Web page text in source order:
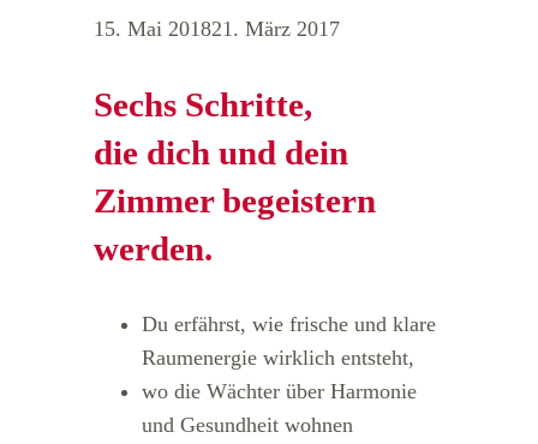
15. Mai 201821. März 2017
Sechs Schritte,
die dich und dein
Zimmer begeistern
werden.
Du erfährst, wie frische und klare
Raumenergie wirklich entsteht,
wo die Wächter über Harmonie
und Gesundheit wohnen